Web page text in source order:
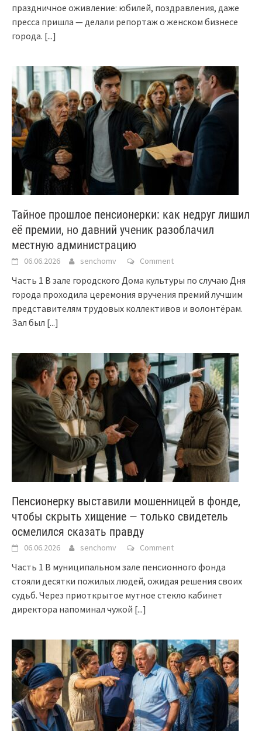
праздничное оживление: юбилей, поздравления, даже
пресса пришла — делали репортаж о женском бизнесе
города. [...]
Тайное прошлое пенсионерки: как недруг лишил
её премии, но давний ученик разоблачил
местную администрацию
06.06.2026 senchomv Comment
Часть 1 В зале городского Дома культуры по случаю Дня
города проходила церемония вручения премий лучшим
представителям трудовых коллективов и волонтёрам.
Зал был [...]
Пенсионерку выставили мошенницей в фонде,
чтобы скрыть хищение — только свидетель
осмелился сказать правду
06.06.2026 senchomv Comment
Часть 1 В муниципальном зале пенсионного фонда
стояли десятки пожилых людей, ожидая решения своих
судьб. Через приоткрытое мутное стекло кабинет
директора напоминал чужой [...]